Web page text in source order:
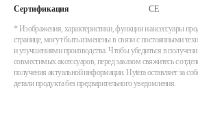
Сертификация CE
* Изображения, характеристики, функции и аксессуары
странице, могут быть изменены в связи с постоянными
и улучшениями производства. Чтобы убедиться в
совместимых аксессуаров, перед заказом свяжитесь с
получения актуальной информации. Hytera оставляет за
детали продукта без предварительного уведомления.